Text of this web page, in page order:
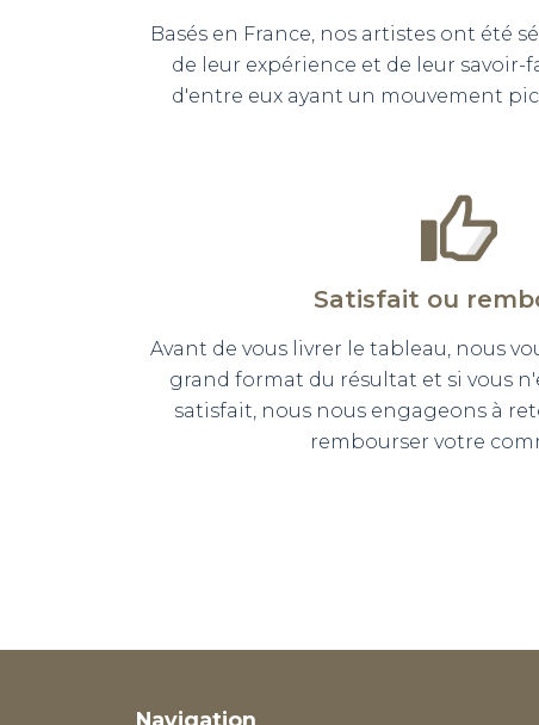
Basés en France, nos artistes ont été
de leur expérience et de leur savoir-
d'entre eux ayant un mouvement
Satisfait ou
Avant de vous livrer le tableau, nous
grand format du résultat et si vous
satisfait, nous nous engageons à
rembourser votre